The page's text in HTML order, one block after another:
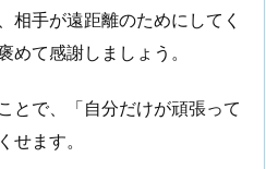
相手が遠距離のためにしてく
めて感謝しましょう。
とで、「自分だけが頑張って
せます。